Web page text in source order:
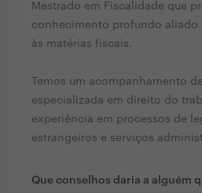
Mestrado em Fiscalidade que
conhecimento profundo aliado
às matérias fiscais.
Temos um acompanhamento
especializada em direito do
experiência em processos de
estrangeiros e serviços
Que conselhos daria a alguém